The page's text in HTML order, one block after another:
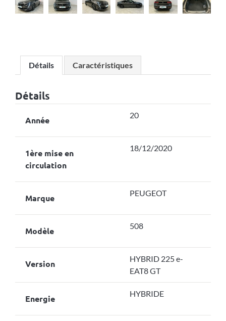
Détails Caractéristiques
Détails
Année 20
1ère mise en
circulation
18/12/2020
Marque PEUGEOT
Modèle 508
Version
HYBRID 225 e-
EAT8 GT
Energie HYBRIDE